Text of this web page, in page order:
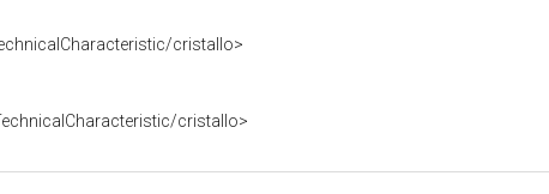
cristallo>
cristallo>